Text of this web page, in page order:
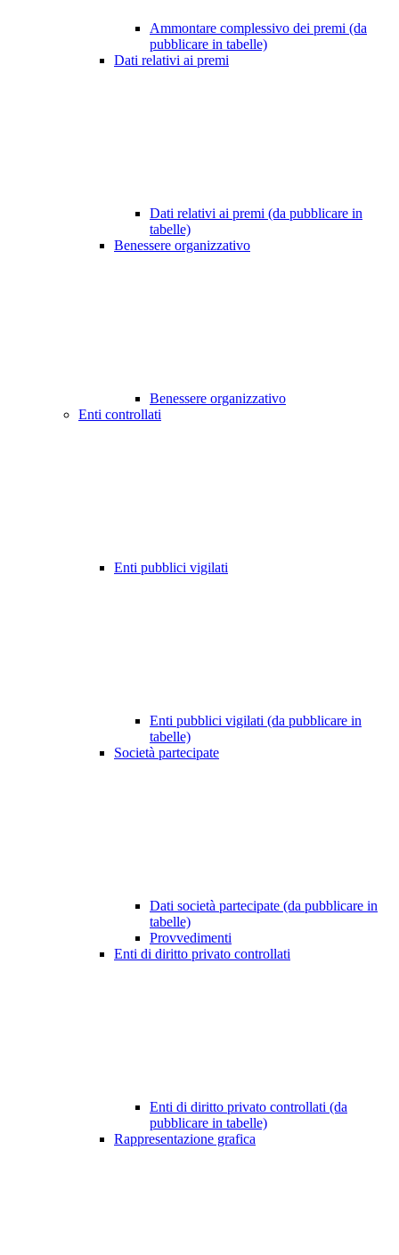
Ammontare complessivo dei premi (da
pubblicare in tabelle)
Dati relativi ai premi
Dati relativi ai premi (da pubblicare in
tabelle)
Benessere organizzativo
Benessere organizzativo
Enti controllati
Enti pubblici vigilati
Enti pubblici vigilati (da pubblicare in
tabelle)
Società partecipate
Dati società partecipate (da pubblicare in
tabelle)
Provvedimenti
Enti di diritto privato controllati
Enti di diritto privato controllati (da
pubblicare in tabelle)
Rappresentazione grafica